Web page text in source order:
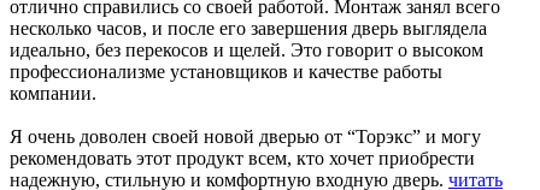
отлично справились со своей работой. Монтаж занял всего
несколько часов, и после его завершения дверь выглядела
идеально, без перекосов и щелей. Это говорит о высоком
профессионализме установщиков и качестве работы
компании.
Я очень доволен своей новой дверью от “Торэкс” и могу
рекомендовать этот продукт всем, кто хочет приобрести
надежную, стильную и комфортную входную дверь. читать